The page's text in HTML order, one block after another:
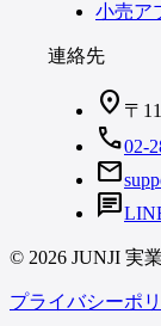
小売ア
連絡先
location_on 〒
call02-
mail
chat
© 2026 JUNJI 実
プライバシーポ